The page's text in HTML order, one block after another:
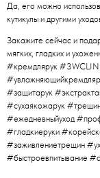
Да, его можно
кутикулы и другими
Закажите сейчас и
мягких, гладких и
#кремдлярук
#защитарук
#сухаякожарук
#ежедневныйуход
#гладкиеруки
#заживлениетрещин
#быстроевпитывание